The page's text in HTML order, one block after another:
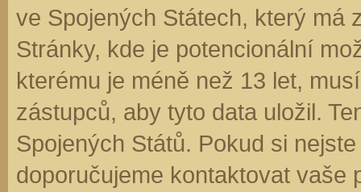
ve Spojených Státech, který má
Stránky, kde je potencionální
kterému je méně než 13 let,
zástupců, aby tyto data uložil.
Spojených Států. Pokud si
doporučujeme kontaktovat vaše